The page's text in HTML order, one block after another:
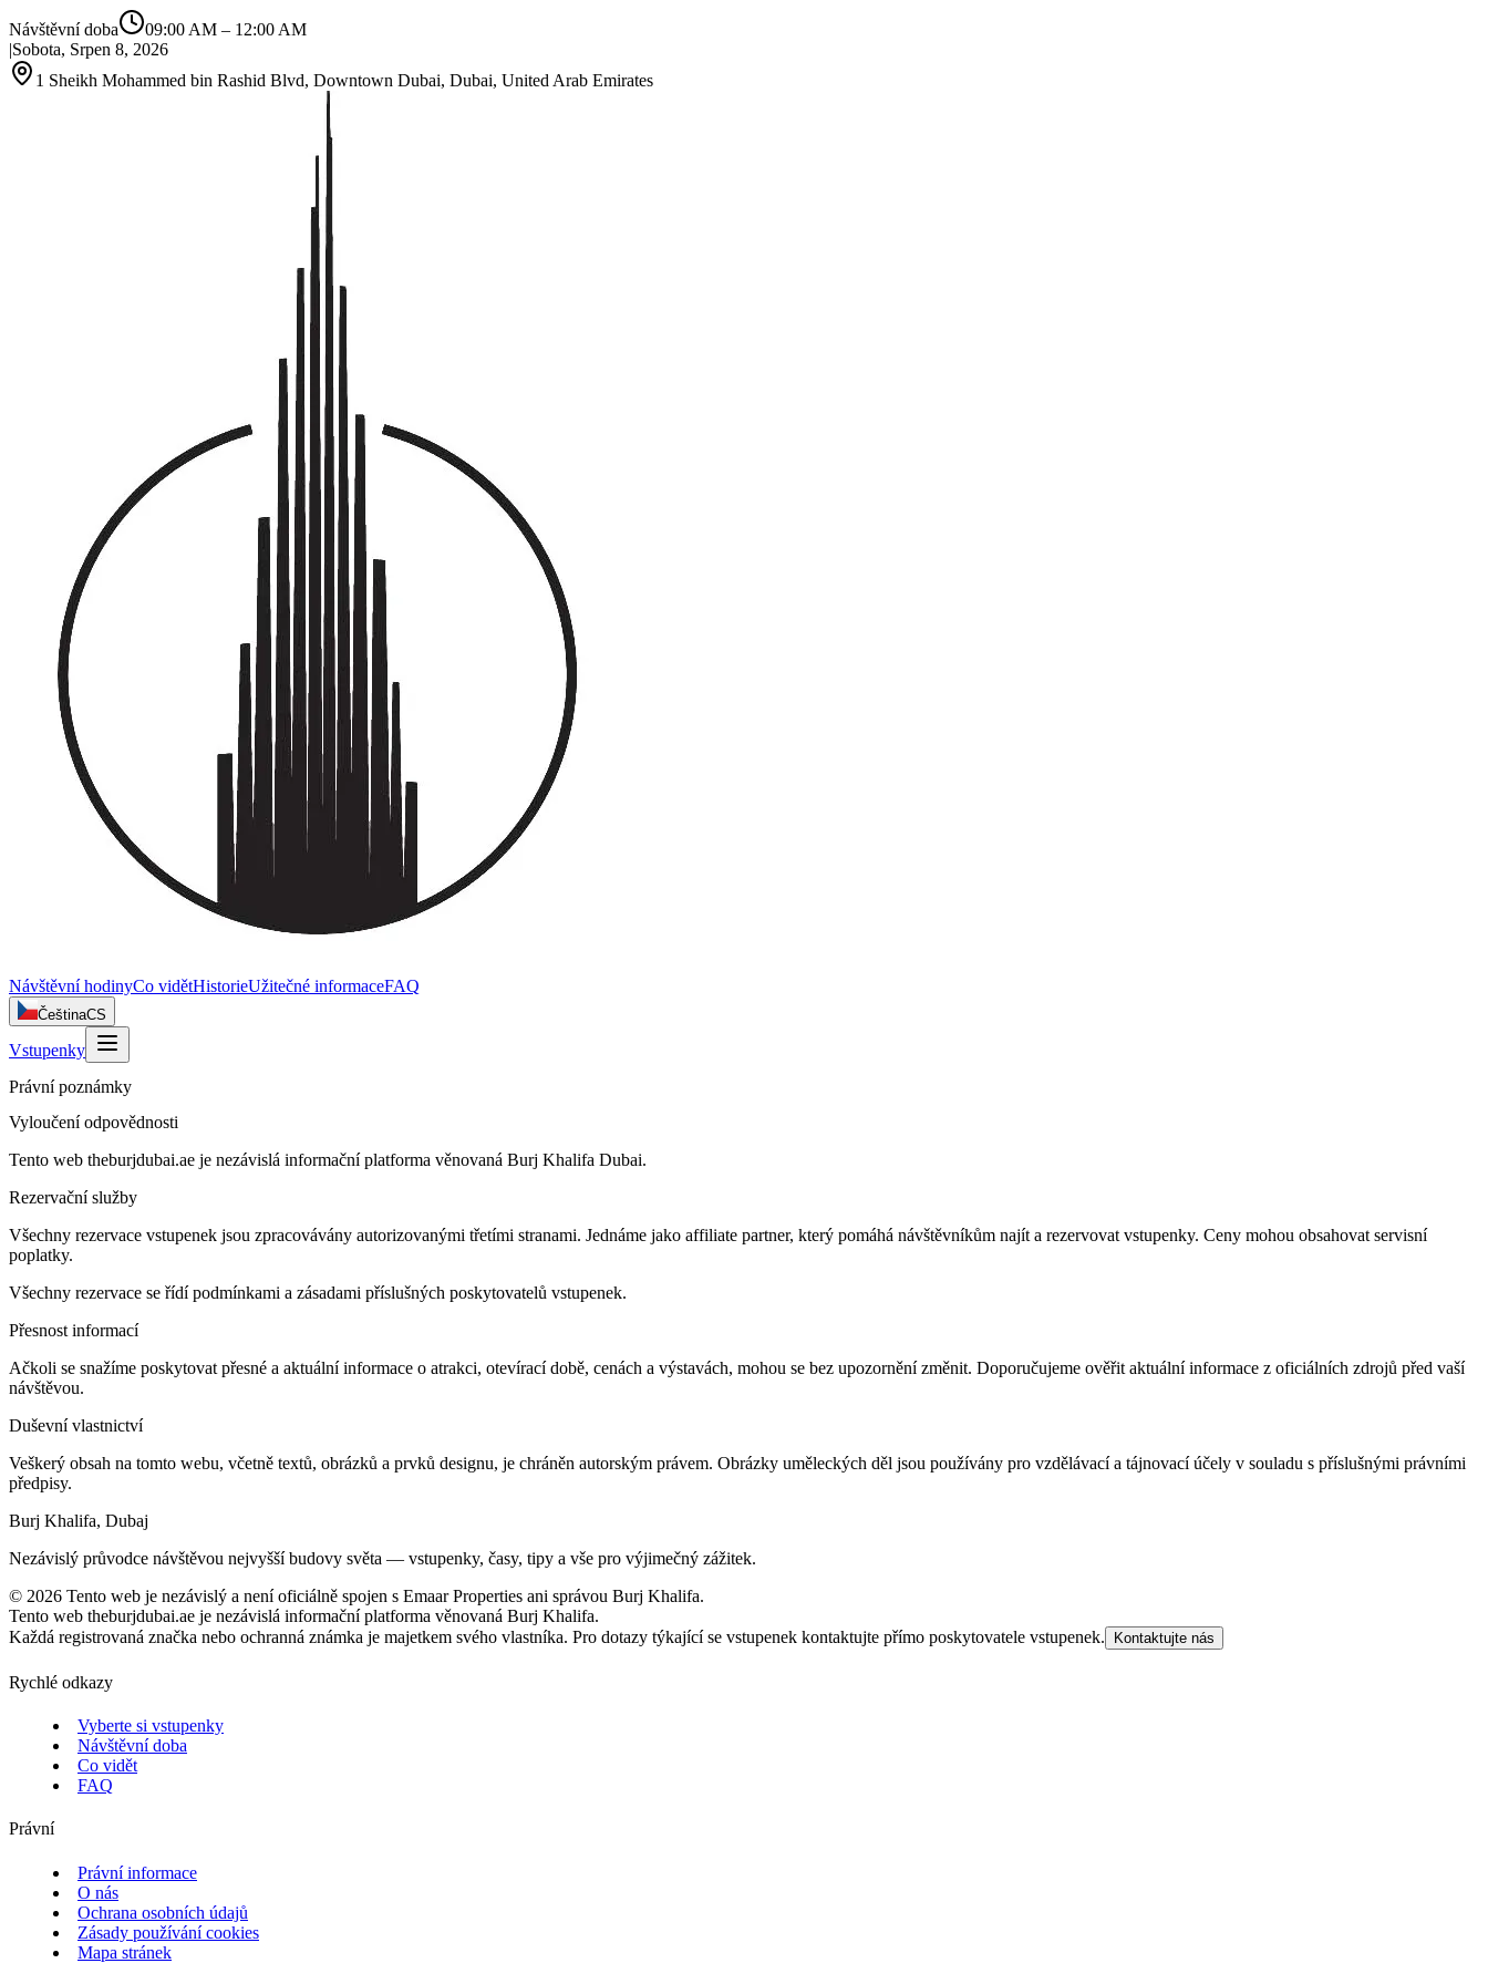
Návštěvní doba 09:00 AM – 12:00 AM
|Sobota, Srpen 8, 2026
1 Sheikh Mohammed bin Rashid Blvd, Downtown Dubai, Dubai, United Arab Emirates
Návštěvní hodinyCo vidětHistorieUžitečné informaceFAQ
ČeštinaCS
Vstupenky
Právní poznámky
Vyloučení odpovědnosti
Tento web theburjdubai.ae je nezávislá informační platforma věnovaná Burj Khalifa Dubai.
Rezervační služby
Všechny rezervace vstupenek jsou zpracovávány autorizovanými třetími stranami. Jednáme jako affiliate partner, který pomáhá návštěvníkům najít a rezervovat vstupenky. Ceny mohou obsahovat servisní
poplatky.
Všechny rezervace se řídí podmínkami a zásadami příslušných poskytovatelů vstupenek.
Přesnost informací
Ačkoli se snažíme poskytovat přesné a aktuální informace o atrakci, otevírací době, cenách a výstavách, mohou se bez upozornění změnit. Doporučujeme ověřit aktuální informace z oficiálních zdrojů před vaší
návštěvou.
Duševní vlastnictví
Veškerý obsah na tomto webu, včetně textů, obrázků a prvků designu, je chráněn autorským právem. Obrázky uměleckých děl jsou používány pro vzdělávací a tájnovací účely v souladu s příslušnými právními
předpisy.
Burj Khalifa, Dubaj
Nezávislý průvodce návštěvou nejvyšší budovy světa — vstupenky, časy, tipy a vše pro výjimečný zážitek.
© 2026 Tento web je nezávislý a není oficiálně spojen s Emaar Properties ani správou Burj Khalifa.
Tento web theburjdubai.ae je nezávislá informační platforma věnovaná Burj Khalifa.
Každá registrovaná značka nebo ochranná známka je majetkem svého vlastníka. Pro dotazy týkající se vstupenek kontaktujte přímo poskytovatele vstupenek.
Kontaktujte nás
Rychlé odkazy
Vyberte si vstupenky
Návštěvní doba
Co vidět
FAQ
Právní
Právní informace
O nás
Ochrana osobních údajů
Zásady používání cookies
Mapa stránek